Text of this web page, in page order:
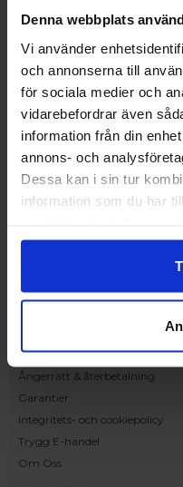
Denna webbplats
Vi använder
och annonserna till
för sociala medier och
vidarebefordrar även
information från din
annons- och
Dessa kan i sin tur
information som du har
hos Victrix inredarna.
Ranhammarsvägen 20E
168 67 Bromma
Kundservice
Kontakta oss
Beställning och offert
Leverans
Reklamation
Monteringsanvisningar
Handla på Nordiska
Betalnings & leveransvillkor
Ångerrätt & återbetalning
Garantier
Integritets- och cookiepolicy
Trygg E-handel
Om Oss